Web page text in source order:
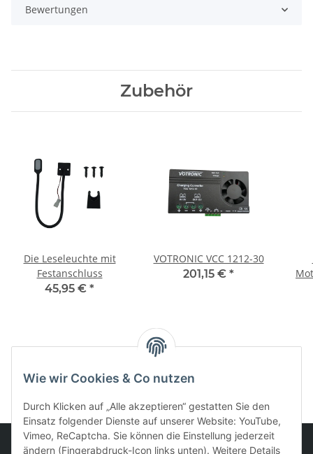
Bewertungen
Zubehör
Die Leseleuchte mit
Festanschluss
45,95 € *
VOTRONIC VCC 1212-30
201,15 € *
Wie wir Cookies & Co nutzen
Durch Klicken auf „Alle akzeptieren“ gestatten Sie den
Einsatz folgender Dienste auf unserer Website: YouTube,
Vimeo, ReCaptcha. Sie können die Einstellung jederzeit
ändern (Fingerabdruck-Icon links unten). Weitere Details